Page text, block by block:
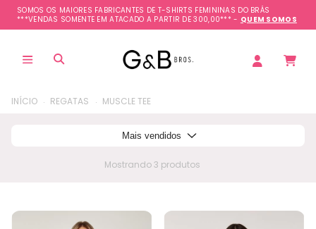
SOMOS OS MAIORES FABRICANTES DE T-SHIRTS FEMININAS DO BRÁS
***VENDAS SOMENTE EM ATACADO A PARTIR DE 300,00*** - QUEM SOMOS
INÍCIO . REGATAS . MUSCLE TEE
Mais vendidos
Mostrando 3 produtos